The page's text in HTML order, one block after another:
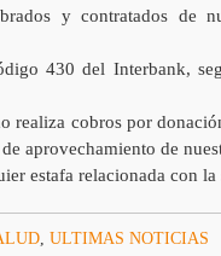
y contratados de
430 del Interbank,
realiza cobros por
aprovechamiento de
estafa relacionada con la
, ULTIMAS NOTICIAS